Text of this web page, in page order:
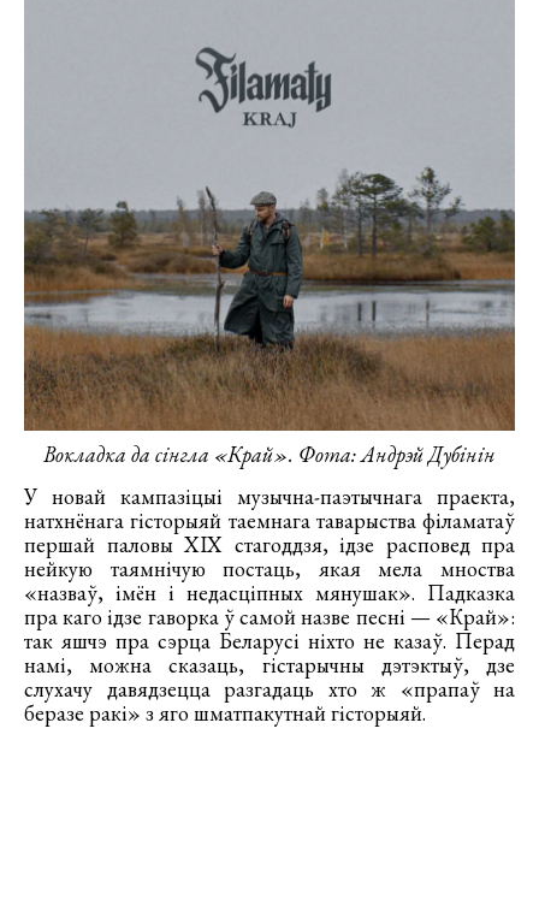
Вокладка да сінгла «Край». Фота: Андрэй Дубінін
У новай кампазіцыі музычна-паэтычнага праекта,
натхнёнага гісторыяй таемнага таварыства філаматаў
першай паловы ХІХ стагоддзя, ідзе расповед пра
нейкую таямнічую постаць, якая мела мноства
«назваў, імён і недасціпных мянушак». Падказка
пра каго ідзе гаворка ў самой назве песні — «Край»:
так яшчэ пра сэрца Беларусі ніхто не казаў. Перад
намі, можна сказаць, гістарычны дэтэктыў, дзе
слухачу давядзецца разгадаць хто ж «прапаў на
беразе ракі» з яго шматпакутнай гісторыяй.